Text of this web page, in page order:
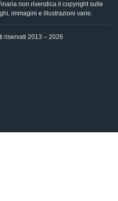
non rivendica il copyright sulle
immagini e illustrazioni varie.
riservati 2013 – 2026